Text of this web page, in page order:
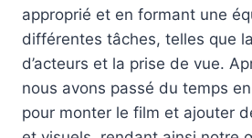
approprié et en formant une
différentes tâches, telles que
d’acteurs et la prise de vue.
nous avons passé du temps
pour monter le film et ajouter